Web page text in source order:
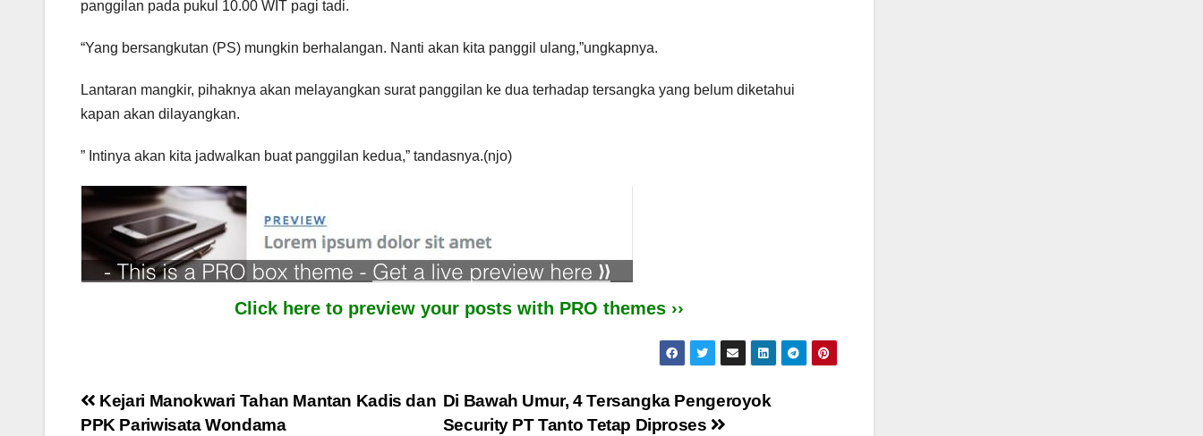
panggilan pada pukul 10.00 WIT pagi tadi.
“Yang bersangkutan (PS) mungkin berhalangan. Nanti akan kita panggil ulang,”ungkapnya.
Lantaran mangkir, pihaknya akan melayangkan surat panggilan ke dua terhadap tersangka yang belum diketahui
kapan akan dilayangkan.
” Intinya akan kita jadwalkan buat panggilan kedua,” tandasnya.(njo)
Click here to preview your posts with PRO themes ››
Post
Di Bawah Umur, 4 Tersangka Pengeroyok
Security PT Tanto Tetap Diproses
Kejari Manokwari Tahan Mantan Kadis dan
PPK Pariwisata Wondama